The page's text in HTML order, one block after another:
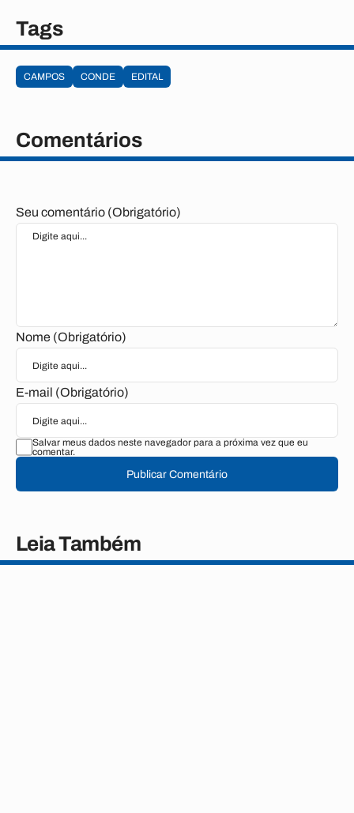
Tags
CAMPOS CONDE EDITAL
Comentários
Seu comentário (Obrigatório)
Nome (Obrigatório)
E-mail (Obrigatório)
Salvar meus dados neste navegador para a próxima vez que eu
comentar.
Publicar Comentário
Leia Também